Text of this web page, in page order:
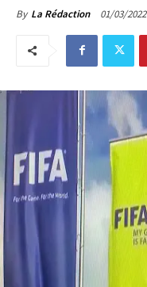
By La Rédaction 01/03/2022